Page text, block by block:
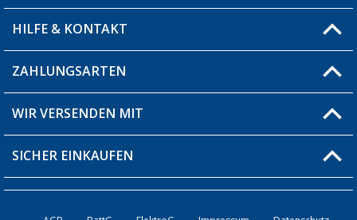
Blog
Produkttester
Über uns
HILFE & KONTAKT
Fragen & Antworten / FAQ
Versandinformationen
Bestellstatus
ZAHLUNGSARTEN
WIR VERSENDEN MIT
SICHER EINKAUFEN